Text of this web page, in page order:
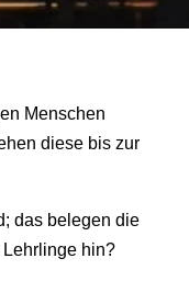
Menschen
diese bis zur
das belegen die
hin?